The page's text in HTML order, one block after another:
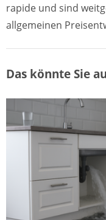
rapide und sind
allgemeinen
Das könnte Sie